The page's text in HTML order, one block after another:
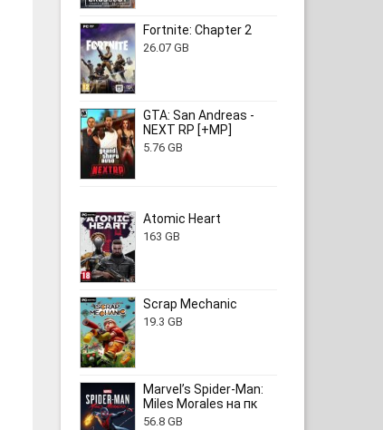
Fortnite: Chapter 2
26.07 GB
GTA: San Andreas -
NEXT RP [+MP]
5.76 GB
Atomic Heart
163 GB
Scrap Mechanic
19.3 GB
Marvel’s Spider-Man:
Miles Morales на пк
56.8 GB